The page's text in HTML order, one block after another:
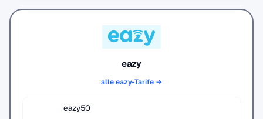
eazy
alle eazy-Tarife →
eazy50